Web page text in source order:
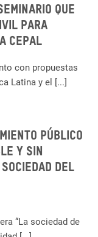
que
para
CEPAL
con propuestas
Latina y el [...]
público
y sin
del
“La sociedad de